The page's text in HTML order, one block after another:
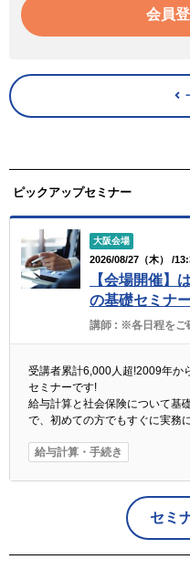
会員
ピックアップセミナー
大阪会場
2026/08/27（木） /
【会場開催】
の基礎セミナ
講師 : ※各日程をご
受講者累計6,000人超!2009年か
セミナーです!
給与計算と社会保険について基
で、初めての方でもすぐに実務
給与計算・手続き
セミ